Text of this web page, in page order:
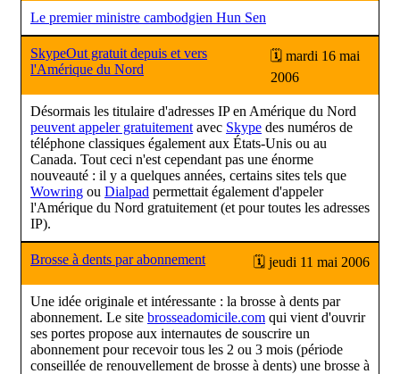
Le premier ministre cambodgien Hun Sen
SkypeOut gratuit depuis et vers
l'Amérique du Nord
🗓 mardi 16 mai
2006
Désormais les titulaire d'adresses IP en Amérique du Nord
peuvent appeler gratuitement avec Skype des numéros de
téléphone classiques également aux États-Unis ou au
Canada. Tout ceci n'est cependant pas une énorme
nouveauté : il y a quelques années, certains sites tels que
Wowring ou Dialpad permettait également d'appeler
l'Amérique du Nord gratuitement (et pour toutes les adresses
IP).
Brosse à dents par abonnement 🗓 jeudi 11 mai 2006
Une idée originale et intéressante : la brosse à dents par
abonnement. Le site brosseadomicile.com qui vient d'ouvrir
ses portes propose aux internautes de souscrire un
abonnement pour recevoir tous les 2 ou 3 mois (période
conseillée de renouvellement de brosse à dents) une brosse à